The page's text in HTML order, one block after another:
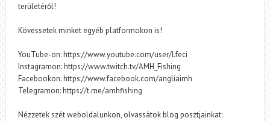
területéről!
Kövessetek minket egyéb platformokon is!
YouTube-on: https://www.youtube.com/user/Lfeci
Instagramon: https://www.twitch.tv/AMH_Fishing
Facebookon: https://www.facebook.com/angliaimh
Telegramon: https://t.me/amhfishing
Nézzetek szét weboldalunkon, olvassátok blog posztjainkat: